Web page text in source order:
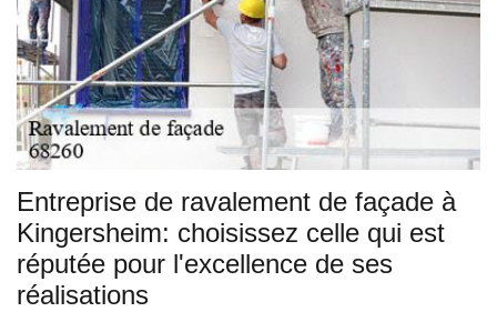
Entreprise de ravalement de façade à
Kingersheim: choisissez celle qui est
réputée pour l'excellence de ses
réalisations